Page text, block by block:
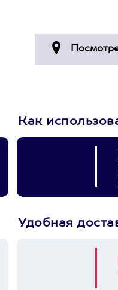
Как
Удобная